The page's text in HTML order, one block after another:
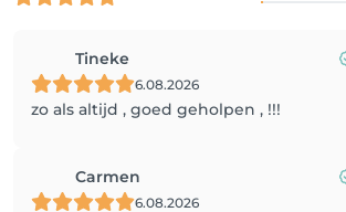
Tineke
6.08.2026
zo als altijd , goed geholpen , !!!
Carmen
6.08.2026